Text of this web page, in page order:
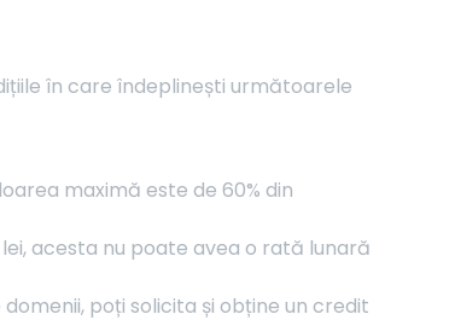
în care îndeplinești următoarele
maximă este de 60% din
acesta nu poate avea o rată lunară
poți solicita și obține un credit